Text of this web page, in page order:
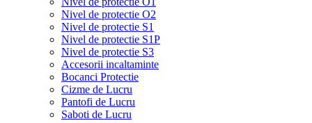
Nivel de protectie O2
Nivel de protectie S1
Nivel de protectie S1P
Nivel de protectie S3
Accesorii incaltaminte
Bocanci Protectie
Cizme de Lucru
Pantofi de Lucru
Saboti de Lucru